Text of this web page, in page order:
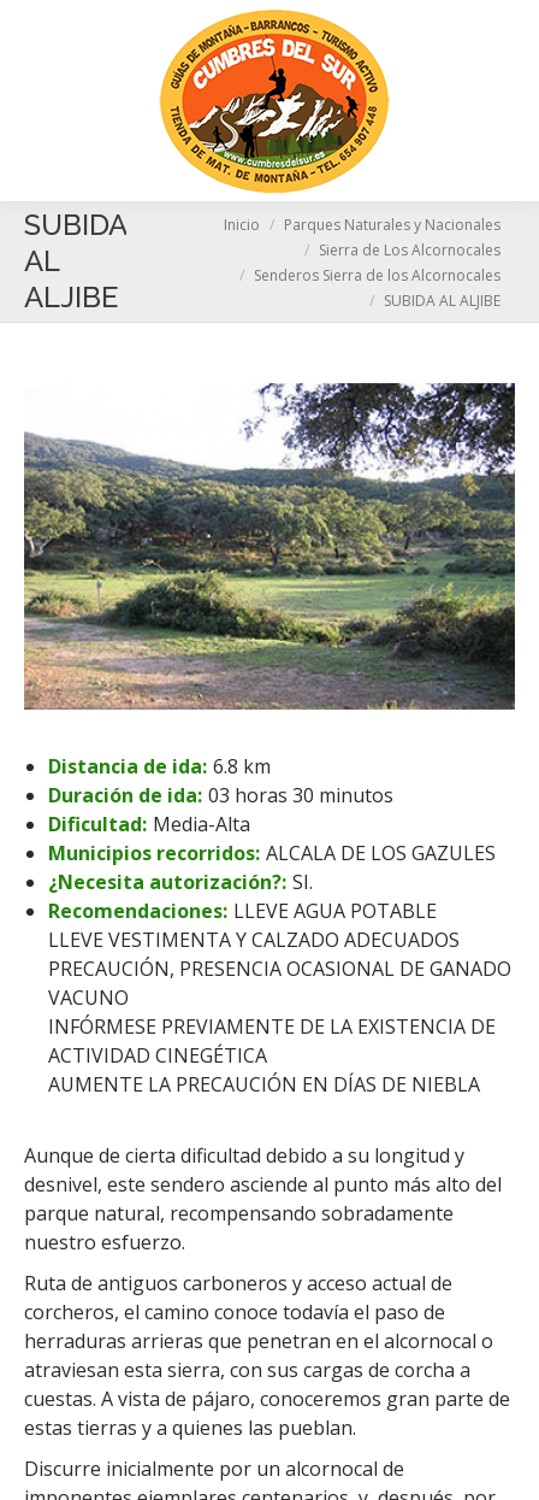
SUBIDA
AL
ALJIBE
Inicio
Parques Naturales y Nacionales
Sierra de Los Alcornocales
Senderos Sierra de los Alcornocales
SUBIDA AL ALJIBE
Distancia de ida: 6.8 km
Duración de ida: 03 horas 30 minutos
Dificultad: Media-Alta
Municipios recorridos: ALCALA DE LOS GAZULES
¿Necesita autorización?: SI.
Recomendaciones: LLEVE AGUA POTABLE
LLEVE VESTIMENTA Y CALZADO ADECUADOS
PRECAUCIÓN, PRESENCIA OCASIONAL DE GANADO
VACUNO
INFÓRMESE PREVIAMENTE DE LA EXISTENCIA DE
ACTIVIDAD CINEGÉTICA
AUMENTE LA PRECAUCIÓN EN DÍAS DE NIEBLA
Aunque de cierta dificultad debido a su longitud y
desnivel, este sendero asciende al punto más alto del
parque natural, recompensando sobradamente
nuestro esfuerzo.
Ruta de antiguos carboneros y acceso actual de
corcheros, el camino conoce todavía el paso de
herraduras arrieras que penetran en el alcornocal o
atraviesan esta sierra, con sus cargas de corcha a
cuestas. A vista de pájaro, conoceremos gran parte de
estas tierras y a quienes las pueblan.
Discurre inicialmente por un alcornocal de